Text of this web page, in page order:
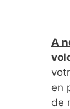
A
en
de